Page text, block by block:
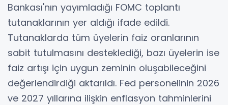
Bankası'nın yayımladığı FOMC toplantı
tutanaklarının yer aldığı ifade edildi.
Tutanaklarda tüm üyelerin faiz oranlarının
sabit tutulmasını desteklediği, bazı üyelerin ise
faiz artışı için uygun zeminin oluşabileceğini
değerlendirdiği aktarıldı. Fed personelinin 2026
ve 2027 yıllarına ilişkin enflasyon tahminlerini